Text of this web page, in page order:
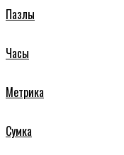
Пазлы
Часы
Метрика
Сумка